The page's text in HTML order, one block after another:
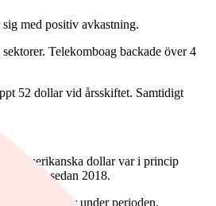
med positiv avkastning.
Telekomboag backade över 4
52 dollar vid årsskiftet. Samtidigt
amerikanska dollar var i princip
inte sett sedan 2018.
aktier under perioden.